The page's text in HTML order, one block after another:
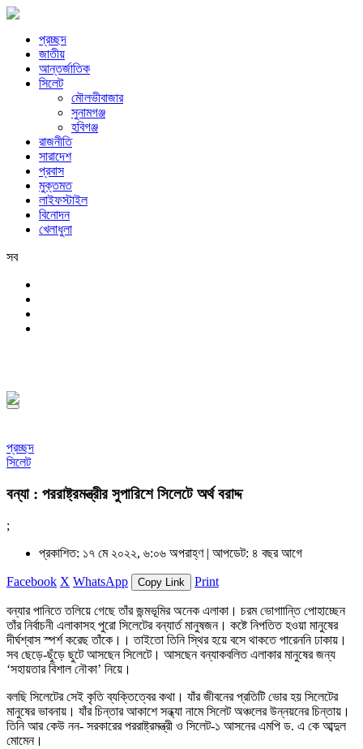
প্রচ্ছদ
জাতীয়
আন্তর্জাতিক
সিলেট
মৌলভীবাজার
সুনামগঞ্জ
হবিগঞ্জ
রাজনীতি
সারাদেশ
প্রবাস
মুক্তমত
লাইফস্টাইল
বিনোদন
খেলাধুলা
সব
প্রচ্ছদ
সিলেট
বন্যা : পররাষ্ট্রমন্ত্রীর সুপারিশে সিলেটে অর্থ বরাদ্দ
;
প্রকাশিত: ১৭ মে ২০২২, ৬:০৬ অপরাহ্ণ | আপডেট: ৪ বছর আগে
Facebook X WhatsApp Copy Link Print
বন্যার পানিতে তলিয়ে গেছে তাঁর জন্মভূমির অনেক এলাকা। চরম ভোগাান্তি পোহাচ্ছেন
তাঁর নির্বাচনী এলাকাসহ পুরো সিলেটের বন্যার্ত মানুষজন। কষ্টে নিপতিত হওয়া মানুষের
দীর্ঘশ্বাস স্পর্শ করেছ তাঁকে।। তাইতো তিনি স্থির হয়ে বসে থাকতে পারেননি ঢাকায়।
সব ছেড়ে-ছুঁড়ে ছুটে আসছেন সিলেটে। আসছেন বন্যাকবলিত এলাকার মানুষের জন্য
‘সহায়তার বিশাল নৌকা’ নিয়ে।
বলছি সিলেটের সেই কৃতি ব্যক্তিত্বের কথা। যাঁর জীবনের প্রতিটি ভোর হয় সিলেটের
মানুষের ভাবনায়। যাঁর চিন্তার আকাশে সন্ধ্যা নামে সিলেট অঞ্চলের উন্নয়নের চিন্তায়।
তিনি আর কেউ নন- সরকারের পররাষ্ট্রমন্ত্রী ও সিলেট-১ আসনের এমপি ড. এ কে আব্দুল
মোমেন।